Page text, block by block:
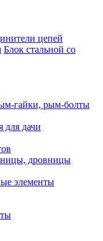
цепей
Блок стальной со
гайки, рым-болты
для дачи
дровницы
элементы